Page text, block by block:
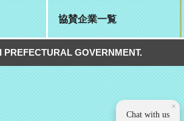
協賛企業一覧
GOVERNMENT.
×
Chat with us